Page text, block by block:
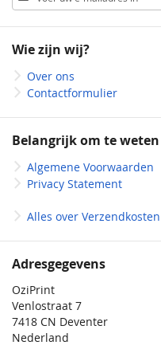
u
op
nieuwsbrief
Wie zijn wij?
Over ons
Contactformulier
Belangrijk om te weten
Algemene Voorwaarden
Privacy Statement
Alles over Verzendkosten
Adresgegevens
OziPrint
Venlostraat 7
7418 CN Deventer
Nederland